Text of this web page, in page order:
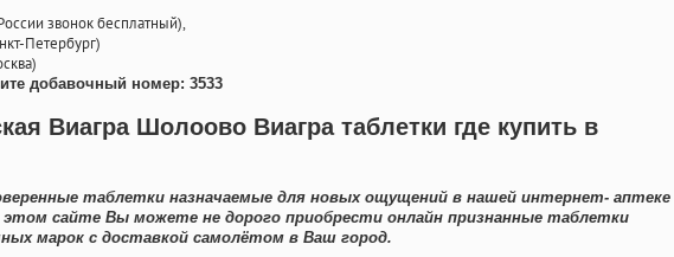
звонок бесплатный),
Петербург)
добавочный номер: 3533
Виагра Шолоово Виагра таблетки где купить в
таблетки назначаемые для новых ощущений в нашей интернет- аптеке
этом сайте Вы можете не дорого приобрести онлайн признанные таблетки
марок с доставкой самолётом в Ваш город.